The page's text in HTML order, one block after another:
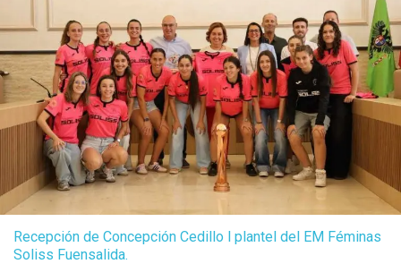
Recepción de Concepción Cedillo l plantel del EM Féminas
Soliss Fuensalida.